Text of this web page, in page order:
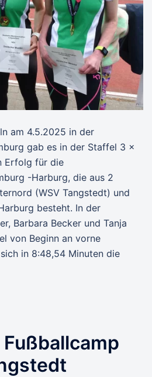
am 4.5.2025 in der
gab es in der Staffel 3 x
Erfolg für die
-Harburg, die aus 2
(WSV Tangstedt) und
besteht. In der
Barbara Becker und Tanja
von Beginn an vorne
in 8:48,54 Minuten die